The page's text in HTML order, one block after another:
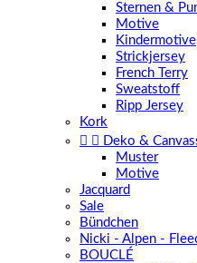
Sternen &
Motive
Kindermotive
Strickjersey
French Terry
Sweatstoff
Ripp Jersey
Kork
  Deko &
Muster
Motive
Jacquard
Sale
Bündchen
Nicki - Alpen -
BOUCLÉ